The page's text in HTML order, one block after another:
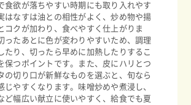
食欲が落ちやすい時期にも取り入れやす
はなすは油との相性がよく、炒め物や揚
コクが加わり、食べやすく仕上がりま
ったあとに色が変わりやすいため、調理
たり、切ったら早めに加熱したりするこ
保つポイントです。また、皮にハリとつ
の切り口が新鮮なものを選ぶと、旬なら
じやすくなります。味噌炒めや煮浸し、
ど幅広い献立に使いやすく、給食でも夏